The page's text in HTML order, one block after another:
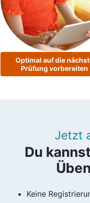
Optimal auf die
Prüfung vorbereiten
Jetzt
Du
Keine